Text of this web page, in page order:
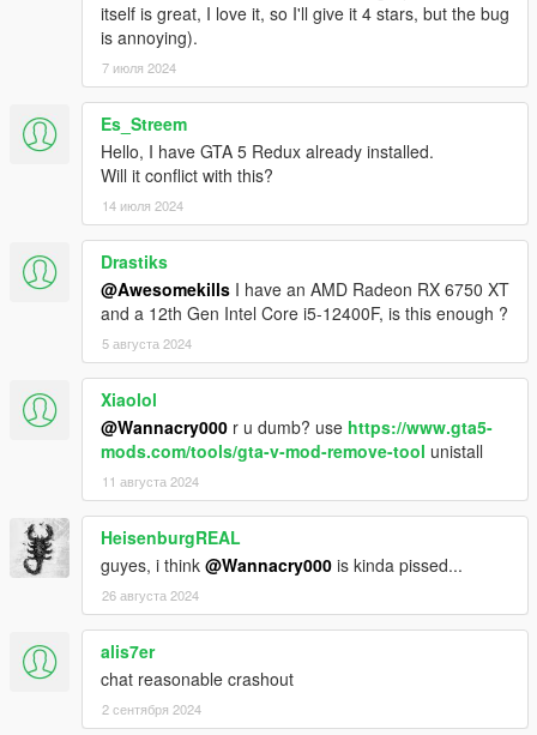
itself is great, I love it, so I'll give it 4 stars, but the bug
is annoying).
7 июля 2024
Es_Streem
Hello, I have GTA 5 Redux already installed.
Will it conflict with this?
14 июля 2024
Drastiks
@Awesomekills I have an AMD Radeon RX 6750 XT
and a 12th Gen Intel Core i5-12400F, is this enough ?
5 августа 2024
Xiaolol
@Wannacry000 r u dumb? use https://www.gta5-
mods.com/tools/gta-v-mod-remove-tool unistall
11 августа 2024
HeisenburgREAL
guyes, i think @Wannacry000 is kinda pissed...
26 августа 2024
alis7er
chat reasonable crashout
2 сентября 2024